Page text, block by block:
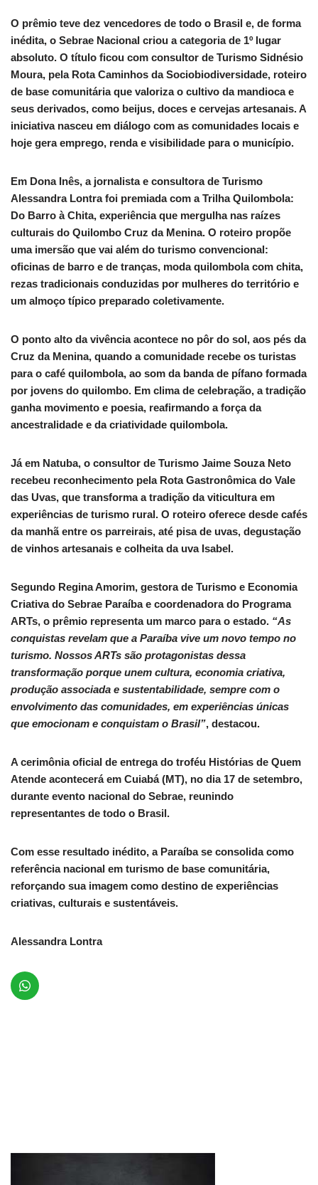
O prêmio teve dez vencedores de todo o Brasil e, de forma
inédita, o Sebrae Nacional criou a categoria de 1º lugar
absoluto. O título ficou com consultor de Turismo Sidnésio
Moura, pela Rota Caminhos da Sociobiodiversidade, roteiro
de base comunitária que valoriza o cultivo da mandioca e
seus derivados, como beijus, doces e cervejas artesanais. A
iniciativa nasceu em diálogo com as comunidades locais e
hoje gera emprego, renda e visibilidade para o município.
Em Dona Inês, a jornalista e consultora de Turismo
Alessandra Lontra foi premiada com a Trilha Quilombola:
Do Barro à Chita, experiência que mergulha nas raízes
culturais do Quilombo Cruz da Menina. O roteiro propõe
uma imersão que vai além do turismo convencional:
oficinas de barro e de tranças, moda quilombola com chita,
rezas tradicionais conduzidas por mulheres do território e
um almoço típico preparado coletivamente.
O ponto alto da vivência acontece no pôr do sol, aos pés da
Cruz da Menina, quando a comunidade recebe os turistas
para o café quilombola, ao som da banda de pífano formada
por jovens do quilombo. Em clima de celebração, a tradição
ganha movimento e poesia, reafirmando a força da
ancestralidade e da criatividade quilombola.
Já em Natuba, o consultor de Turismo Jaime Souza Neto
recebeu reconhecimento pela Rota Gastronômica do Vale
das Uvas, que transforma a tradição da viticultura em
experiências de turismo rural. O roteiro oferece desde cafés
da manhã entre os parreirais, até pisa de uvas, degustação
de vinhos artesanais e colheita da uva Isabel.
Segundo Regina Amorim, gestora de Turismo e Economia
Criativa do Sebrae Paraíba e coordenadora do Programa
ARTs, o prêmio representa um marco para o estado. “As
conquistas revelam que a Paraíba vive um novo tempo no
turismo. Nossos ARTs são protagonistas dessa
transformação porque unem cultura, economia criativa,
produção associada e sustentabilidade, sempre com o
envolvimento das comunidades, em experiências únicas
que emocionam e conquistam o Brasil”, destacou.
A cerimônia oficial de entrega do troféu Histórias de Quem
Atende acontecerá em Cuiabá (MT), no dia 17 de setembro,
durante evento nacional do Sebrae, reunindo
representantes de todo o Brasil.
Com esse resultado inédito, a Paraíba se consolida como
referência nacional em turismo de base comunitária,
reforçando sua imagem como destino de experiências
criativas, culturais e sustentáveis.
Alessandra Lontra